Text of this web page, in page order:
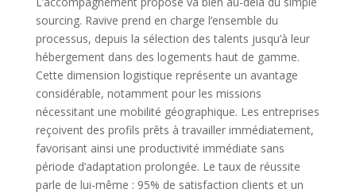
sourcing. Ravive prend en charge l’ensemble du
processus, depuis la sélection des talents jusqu’à leur
hébergement dans des logements haut de gamme.
Cette dimension logistique représente un avantage
considérable, notamment pour les missions
nécessitant une mobilité géographique. Les entreprises
reçoivent des profils prêts à travailler immédiatement,
favorisant ainsi une productivité immédiate sans
période d’adaptation prolongée. Le taux de réussite
parle de lui-même : 95% de satisfaction clients et un